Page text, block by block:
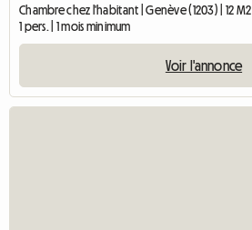
Chambre chez l'habitant | Genève (1203) | 12 M2
1 pers. | 1 mois minimum
Voir l'annonce